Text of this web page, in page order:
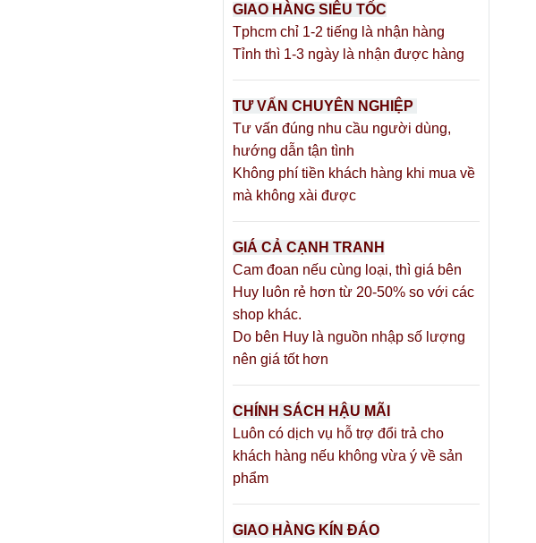
GIAO HÀNG SIÊU TỐC
Tphcm chỉ 1-2 tiếng là nhận hàng
Tỉnh thì 1-3 ngày là nhận được hàng
TƯ VẤN CHUYÊN NGHIỆP
Tư vấn đúng nhu cầu người dùng,
hướng dẫn tận tình
Không phí tiền khách hàng khi mua về
mà không xài được
GIÁ CẢ CẠNH TRANH
Cam đoan nếu cùng loại, thì giá bên
Huy luôn rẻ hơn từ 20-50% so với các
shop khác.
Do bên Huy là nguồn nhập số lượng
nên giá tốt hơn
CHÍNH SÁCH HẬU MÃI
Luôn có dịch vụ hỗ trợ đổi trả cho
khách hàng nếu không vừa ý về sản
phẩm
GIAO HÀNG KÍN ĐÁO